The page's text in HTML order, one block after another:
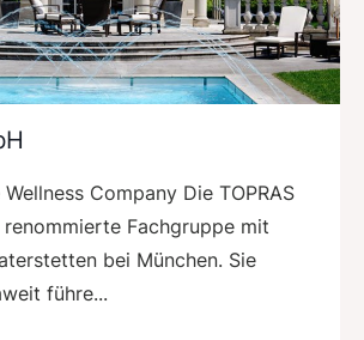
Company Die TOPRAS
Fachgruppe mit
bei München. Sie
führe...